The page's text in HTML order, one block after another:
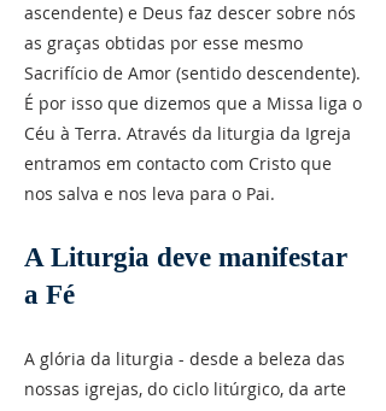
ascendente) e Deus faz descer sobre nós
as graças obtidas por esse mesmo
Sacrifício de Amor (sentido descendente).
É por isso que dizemos que a Missa liga o
Céu à Terra. Através da liturgia da Igreja
entramos em contacto com Cristo que
nos salva e nos leva para o Pai.
A Liturgia deve manifestar
a Fé
A glória da liturgia - desde a beleza das
nossas igrejas, do ciclo litúrgico, da arte